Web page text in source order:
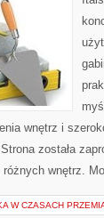
wnętrz i
została
różnych wnętrz.
W CZASACH